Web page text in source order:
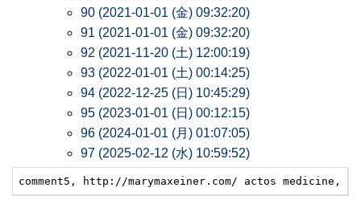
90 (2021-01-01 (金) 09:32:20)
91 (2021-01-01 (金) 09:32:20)
92 (2021-11-20 (土) 12:00:19)
93 (2022-01-01 (土) 00:14:25)
94 (2022-12-25 (日) 10:45:29)
95 (2023-01-01 (日) 00:12:15)
96 (2024-01-01 (月) 01:07:05)
97 (2025-02-12 (水) 10:59:52)